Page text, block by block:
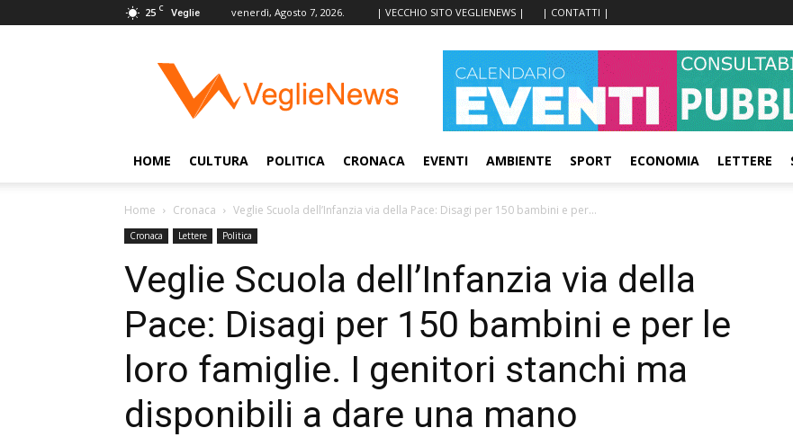
25 C Veglie venerdì, Agosto 7, 2026. | VECCHIO SITO VEGLIENEWS | | CONTATTI |
VeglieNews
Veglie
nel
HOME
CULTURA POLITICA CRONACA EVENTI AMBIENTE SPORT ECONOMIA LETTERE
Home Cronaca Veglie Scuola dell’Infanzia via della Pace: Disagi per 150 bambini e per...
Cronaca Lettere Politica
Veglie Scuola dell’Infanzia via della
Pace: Disagi per 150 bambini e per le
loro famiglie. I genitori stanchi ma
disponibili a dare una mano